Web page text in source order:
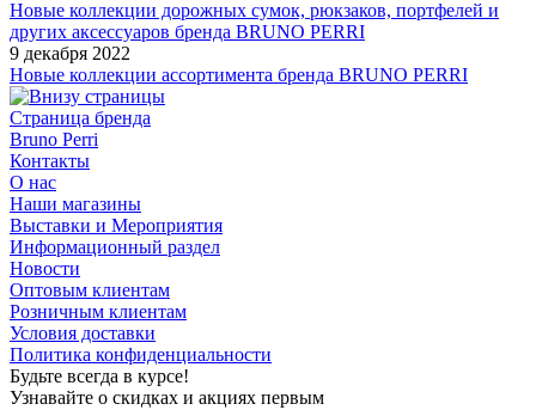
Новые коллекции дорожных сумок, рюкзаков, портфелей и
других аксессуаров бренда BRUNO PERRI
9 декабря 2022
Новые коллекции ассортимента бренда BRUNO PERRI
Страница бренда
Bruno Perri
Контакты
О нас
Наши магазины
Выставки и Мероприятия
Информационный раздел
Новости
Оптовым клиентам
Розничным клиентам
Условия доставки
Политика конфиденциальности
Будьте всегда в курсе!
Узнавайте о скидках и акциях первым